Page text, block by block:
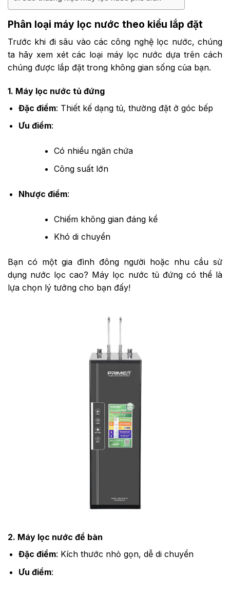
Phân loại máy lọc nước theo kiểu lắp đặt
Trước khi đi sâu vào các công nghệ lọc nước, chúng
ta hãy xem xét các loại máy lọc nước dựa trên cách
chúng được lắp đặt trong không gian sống của bạn.
1. Máy lọc nước tủ đứng
Đặc điểm: Thiết kế dạng tủ, thường đặt ở góc bếp
Ưu điểm:
Có nhiều ngăn chứa
Công suất lớn
Nhược điểm:
Chiếm không gian đáng kể
Khó di chuyển
Bạn có một gia đình đông người hoặc nhu cầu sử
dụng nước lọc cao? Máy lọc nước tủ đứng có thể là
lựa chọn lý tưởng cho bạn đấy!
2. Máy lọc nước để bàn
Đặc điểm: Kích thước nhỏ gọn, dễ di chuyển
Ưu điểm: